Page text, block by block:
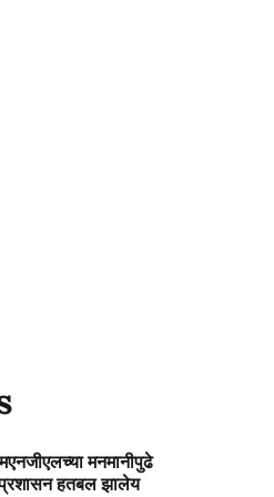
मनमानीपुढे
प्रशासन हतबल झालेय